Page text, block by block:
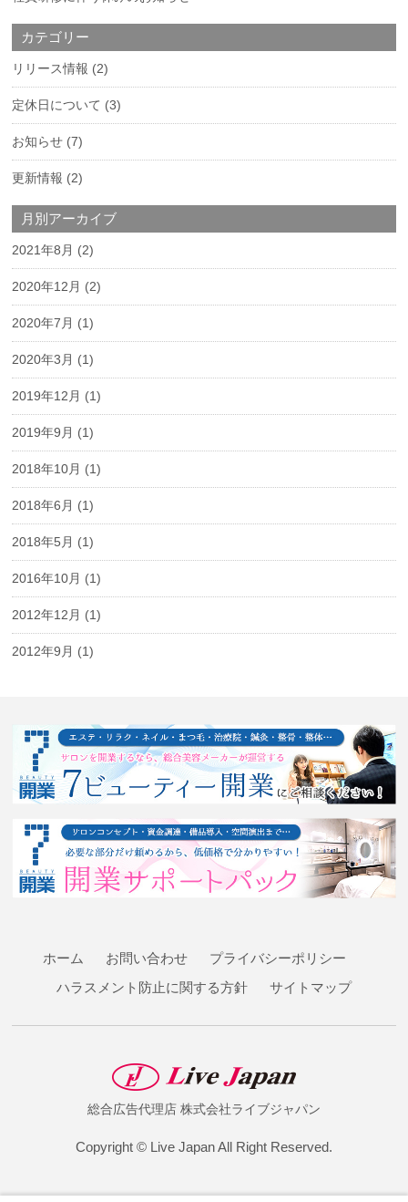
カテゴリー
リリース情報 (2)
定休日について (3)
お知らせ (7)
更新情報 (2)
月別アーカイブ
2021年8月 (2)
2020年12月 (2)
2020年7月 (1)
2020年3月 (1)
2019年12月 (1)
2019年9月 (1)
2018年10月 (1)
2018年6月 (1)
2018年5月 (1)
2016年10月 (1)
2012年12月 (1)
2012年9月 (1)
ホーム お問い合わせ
プライバシーポリシー
ハラスメント防止に関する方針
サイトマップ
総合広告代理店 株式会社ライブジャパン
Copyright © Live Japan All Right Reserved.